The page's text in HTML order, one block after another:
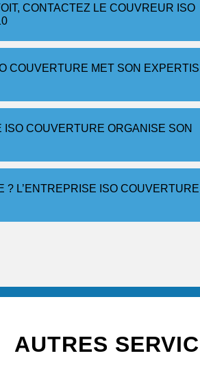
CONTACTEZ LE COUVREUR ISO
COUVERTURE MET SON
COUVERTURE ORGANISE SON
L’ENTREPRISE ISO COUVERTURE
AUTRES